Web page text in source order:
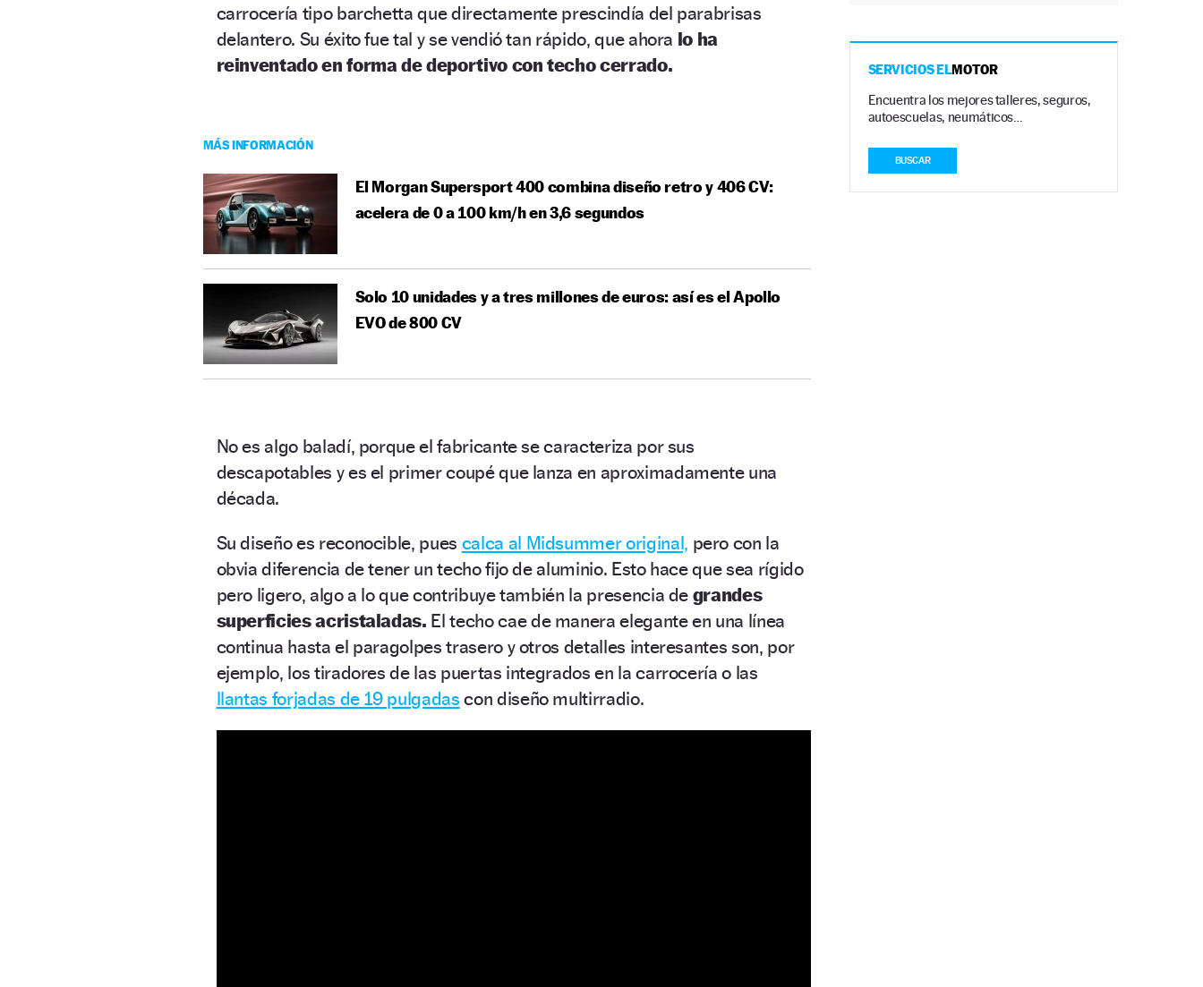
carrocería tipo barchetta que directamente prescindía del parabrisas
delantero. Su éxito fue tal y se vendió tan rápido, que ahora lo ha
reinventado en forma de deportivo con techo cerrado.
MÁS INFORMACIÓN
El Morgan Supersport 400 combina diseño retro y 406 CV:
acelera de 0 a 100 km/h en 3,6 segundos
Solo 10 unidades y a tres millones de euros: así es el Apollo
EVO de 800 CV
No es algo baladí, porque el fabricante se caracteriza por sus
descapotables y es el primer coupé que lanza en aproximadamente una
década.
Su diseño es reconocible, pues calca al Midsummer original, pero con la
obvia diferencia de tener un techo fijo de aluminio. Esto hace que sea rígido
pero ligero, algo a lo que contribuye también la presencia de grandes
superficies acristaladas. El techo cae de manera elegante en una línea
continua hasta el paragolpes trasero y otros detalles interesantes son, por
ejemplo, los tiradores de las puertas integrados en la carrocería o las
llantas forjadas de 19 pulgadas con diseño multirradio.
SERVICIOS ELMOTOR
Encuentra los mejores talleres, seguros,
autoescuelas, neumáticos…
BUSCAR